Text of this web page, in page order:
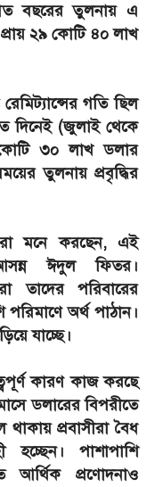
বছরের তুলনায় এ
২৯ কোটি ৪০ লাখ
গতি ছিল
দিনেই (জুলাই থেকে
৩০ লাখ ডলার
তুলনায় প্রবৃদ্ধির
মনে করছেন, এই
ঈদুল ফিতর।
তাদের পরিবারের
অর্থ পাঠান।
যাচ্ছে।
কারণ কাজ করছে
ডলারের বিপরীতে
প্রবাসীরা বৈধ
হচ্ছেন। পাশাপাশি
আর্থিক প্রণোদনাও